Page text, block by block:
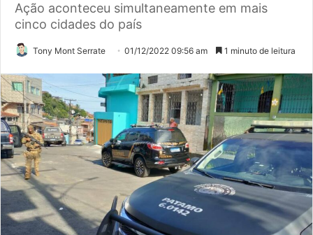
Ação aconteceu simultaneamente em mais
cinco cidades do país
Tony Mont Serrate 01/12/2022 09:56 am 1 minuto de leitura